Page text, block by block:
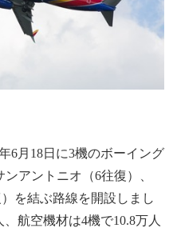
6月 18日に3機のボーイング
ンアントニオ（6往復）、
を結ぶ路線を開設しまし
、航空機材は4機で10.8万人